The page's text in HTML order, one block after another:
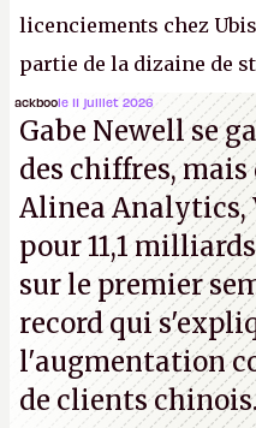
licenciements chez
partie de la dizaine de
travaillé sur cet
d'Ubisoft Singapour.A.
ackboole 11 juillet 2026
Gabe Newell se
des chiffres,
Alinea Analytics,
pour 11,1
sur le premier
record qui
l'augmentation
de clients